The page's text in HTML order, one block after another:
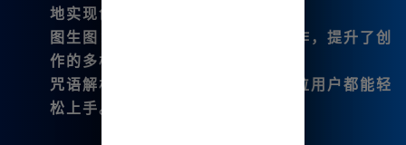
地实现创意。
图生图
：为已有的图像进行重新创作，提升了创
作的多样性。
咒语解析
：简化了复杂命令，让每位用户都能轻
松上手。